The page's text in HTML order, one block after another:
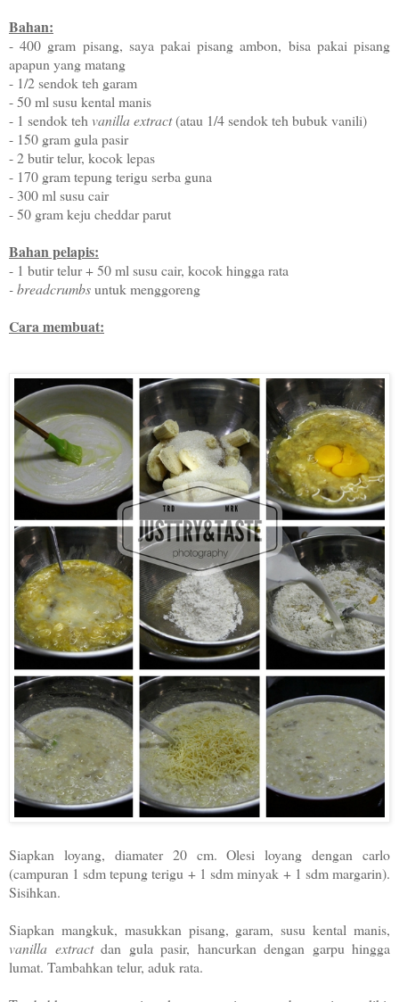
Bahan:
- 400 gram pisang, saya pakai pisang ambon, bisa pakai pisang
apapun yang matang
- 1/2 sendok teh garam
- 50 ml susu kental manis
- 1 sendok teh vanilla extract(atau 1/4 sendok teh bubuk vanili)
- 150 gram gula pasir
- 2 butir telur, kocok lepas
- 170 gram tepung terigu serba guna
- 300 ml susu cair
- 50 gram keju cheddar parut
Bahan pelapis:
- 1 butir telur + 50 ml susu cair, kocok hingga rata
- breadcrumbsuntuk menggoreng
Cara membuat:
Siapkan loyang, diamater 20 cm. Olesi loyang dengan carlo
(campuran 1 sdm tepung terigu + 1 sdm minyak + 1 sdm margarin).
Sisihkan.
Siapkan mangkuk, masukkan pisang, garam, susu kental manis,
vanilla extractdan gula pasir, hancurkan dengan garpu hingga
lumat. Tambahkan telur, aduk rata.